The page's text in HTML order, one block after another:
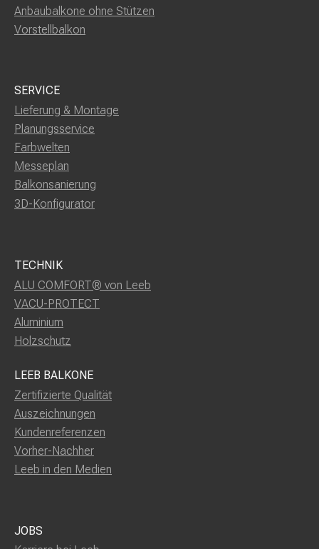
Anbaubalkone ohne Stützen
Vorstellbalkon
SERVICE
Lieferung & Montage
Planungsservice
Farbwelten
Messeplan
Balkonsanierung
3D-Konfigurator
TECHNIK
ALU COMFORT® von Leeb
VACU-PROTECT
Aluminium
Holzschutz
LEEB BALKONE
Zertifizierte Qualität
Auszeichnungen
Kundenreferenzen
Vorher-Nachher
Leeb in den Medien
JOBS